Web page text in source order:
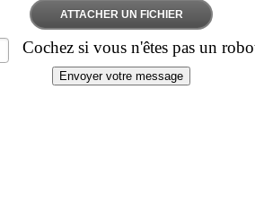
ATTACHER UN FICHIER
Cochez si vous n'êtes pas un